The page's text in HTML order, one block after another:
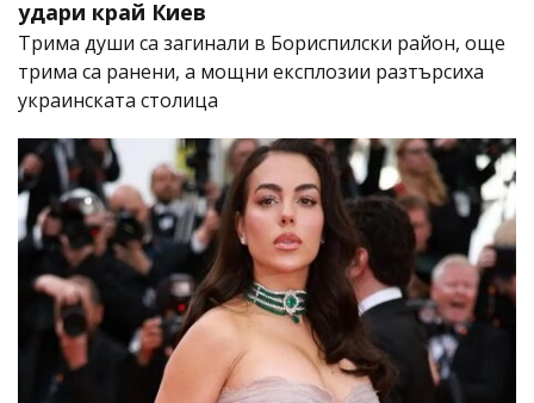
удари край Киев
Трима души са загинали в Бориспилски район, още
трима са ранени, а мощни експлозии разтърсиха
украинската столица